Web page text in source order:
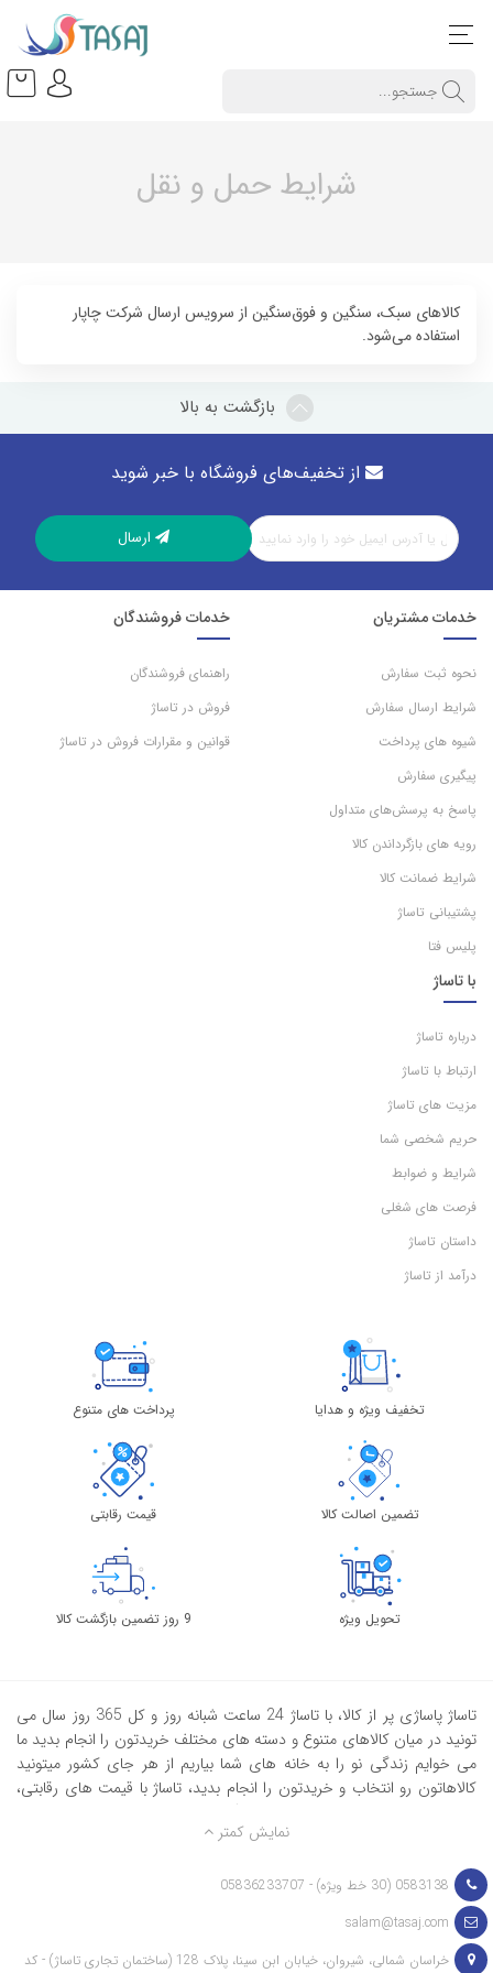
شرایط حمل و نقل
کالاهای سبک، سنگین و فوق‌سنگین از سرویس ارسال شرکت چاپار
استفاده می‌شود.
بازگشت به بالا
از تخفیف‌های فروشگاه با خبر شوید
ارسال
با تاساژ
درباره تاساژ
ارتباط با تاساژ
مزیت های تاساژ
حریم شخصی شما
شرایط و ضوابط
فرصت های شغلی
داستان تاساژ
درآمد از تاساژ
خدمات مشتریان
نحوه ثبت سفارش
شرایط ارسال سفارش
شیوه های پرداخت
پیگیری سفارش
پاسخ به پرسش‌های متداول
رویه های بازگرداندن کالا
شرایط ضمانت کالا
پشتیبانی تاساژ
پلیس فتا
خدمات فروشندگان
راهنمای فروشندگان
فروش در تاساژ
قوانین و مقرارات فروش در تاساژ
تخفیف ویژه و هدایا پرداخت های متنوع
تضمین اصالت کالا قیمت رقابتی
تحویل ویژه 9 روز تضمین بازگشت کالا
تاساژ پاساژی پر از کالا، با تاساژ 24 ساعت شبانه روز و کل 365 روز سال می
تونید در میان کالاهای متنوع و دسته های مختلف خریدتون را انجام بدید ما
می خوایم زندگی نو را به خانه های شما بیاریم از هر جای کشور میتونید
کالاهاتون رو انتخاب و خریدتون را انجام بدید، تاساژ با قیمت های رقابتی،
ضمانت اصالت کالا، تضمین 9 روز بازگشت کالا و پشتیبانی ویژه در کنار
شماست. در تاساژ هر کسی می تونه کالاهاش را واسه فروش به غرفه خودش
نمایش کمتر
0583138 (30 خط ویژه) - 05836233707
salam@tasaj.com
خراسان شمالی، شیروان، خیابان ابن سینا، پلاک 128 (ساختمان تجاری تاساژ) - کد